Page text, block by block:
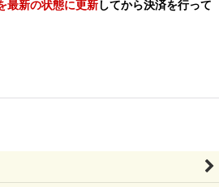
最新の状態に更新してから決済を行って